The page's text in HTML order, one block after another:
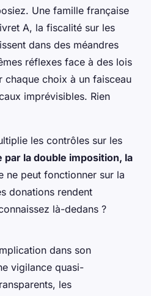
Une famille française
A, la fiscalité sur les
dans des méandres
réflexes face à des lois
chaque choix à un faisceau
imprévisibles. Rien
les contrôles sur les
par la double imposition, la
ne peut fonctionner sur la
donations rendent
là-dedans ?
dans son
vigilance quasi-
les